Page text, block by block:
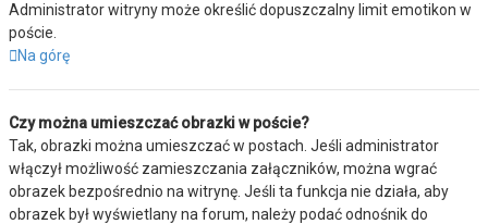
Administrator witryny może określić dopuszczalny limit emotikon w
poście.
Na górę
Czy można umieszczać obrazki w poście?
Tak, obrazki można umieszczać w postach. Jeśli administrator
włączył możliwość zamieszczania załączników, można wgrać
obrazek bezpośrednio na witrynę. Jeśli ta funkcja nie działa, aby
obrazek był wyświetlany na forum, należy podać odnośnik do